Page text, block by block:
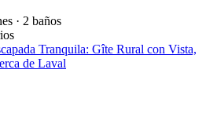
· 2 baños
Tranquila: Gîte Rural con Vista,
de Laval